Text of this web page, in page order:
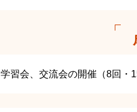
学習会、交流会の開催（8回・